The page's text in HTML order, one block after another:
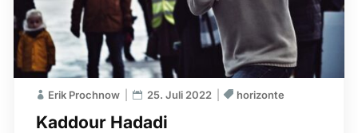
Kaddour Hadadi
Erik Prochnow 25. Juli 2022 horizonte